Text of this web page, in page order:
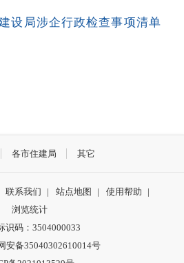
设局涉企行政检查事项清单
各市住建局 其它
联系我们 | 站点地图 | 使用帮助
|
浏览统计
识码：3504000033
安备35040302610014号